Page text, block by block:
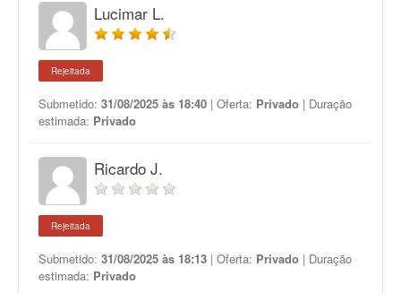
Lucimar L.
Rejeitada
Submetido: 31/08/2025 às 18:40 | Oferta: Privado | Duração
estimada: Privado
Ricardo J.
Rejeitada
Submetido: 31/08/2025 às 18:13 | Oferta: Privado | Duração
estimada: Privado